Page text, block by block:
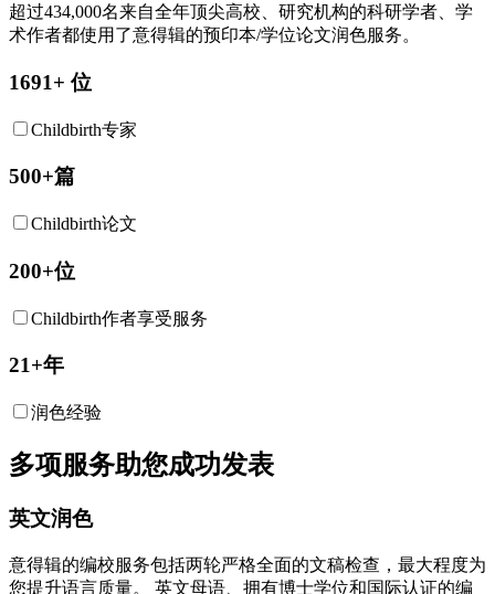
超过434,000名来自全年顶尖高校、研究机构的科研学者、学
术作者都使用了意得辑的预印本/学位论文润色服务。
1691+ 位
Childbirth专家
500+篇
Childbirth论文
200+位
Childbirth作者享受服务
21+年
润色经验
多项服务助您成功发表
英文润色
意得辑的编校服务包括两轮严格全面的文稿检查，最大程度为
您提升语言质量。 英文母语、拥有博士学位和国际认证的编